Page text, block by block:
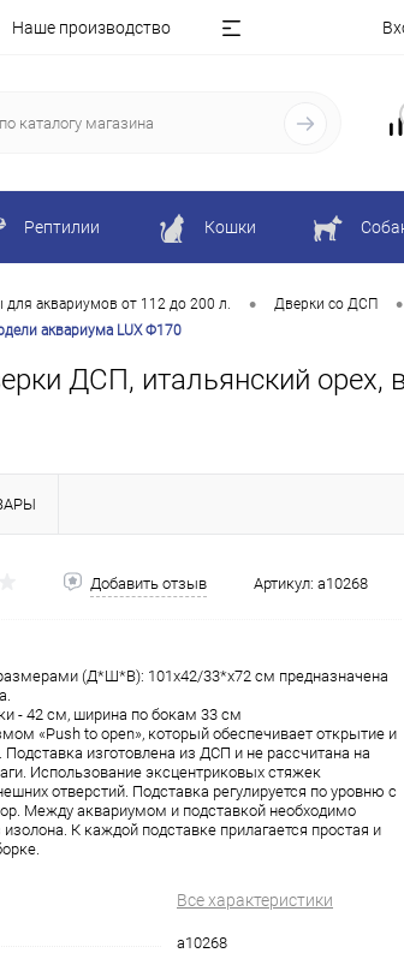
Наше производство
Рептилии Кошки
аквариумов от 112 до 200 л. • Дверки со ДСП •
аквариума LUX Ф170
ДСП, итальянский орех,
Добавить отзыв Артикул: a10268
(Д*Ш*В): 101х42/33*х72 см предназначена
- 42 см, ширина по бокам 33 см
«Push to open», который обеспечивает открытие и
изготовлена из ДСП и не рассчитана на
Использование эксцентриковых стяжек
отверстий. Подставка регулируется по уровню с
Между аквариумом и подставкой необходимо
К каждой подставке прилагается простая и
Все характеристики
a10268